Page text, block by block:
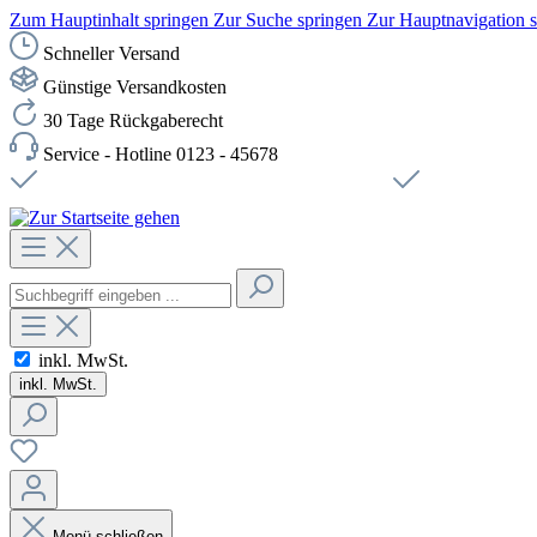
Zum Hauptinhalt springen Zur Suche springen Zur Hauptnavigation
Schneller Versand
Günstige Versandkosten
30 Tage Rückgaberecht
Service - Hotline 0123 - 45678
inkl. MwSt.
inkl. MwSt.